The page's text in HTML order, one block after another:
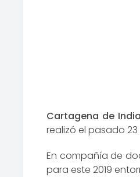
Cartagena de
realizó el pasado
En compañía de
para este 2019